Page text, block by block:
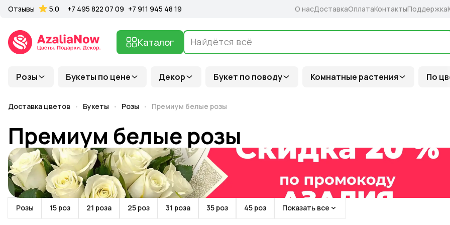
Розы Букеты по цене Декор Букет по поводу Комнатные растения По
Каталог
Отзывы 5.0 +7 495 822 07 09 +7 911 945 48 19 О насДоставкаОплатаКонтактыПоддержка
Доставка цветов Букеты Розы Премиум белые розы
Премиум белые розы
Розы 15 роз 21 роза 25 роз 31 роза 35 роз 45 роз Показать все